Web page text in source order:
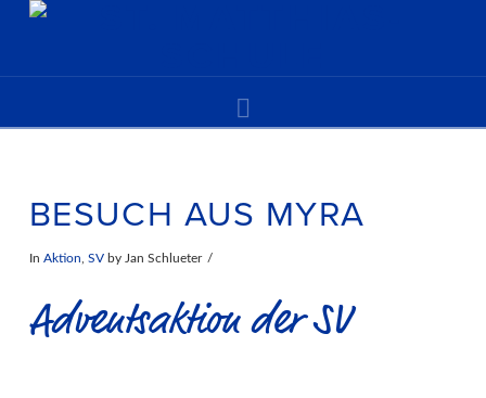
BESUCH AUS MYRA
In Aktion SVby Jan Schlueter
Adventsaktion der SV